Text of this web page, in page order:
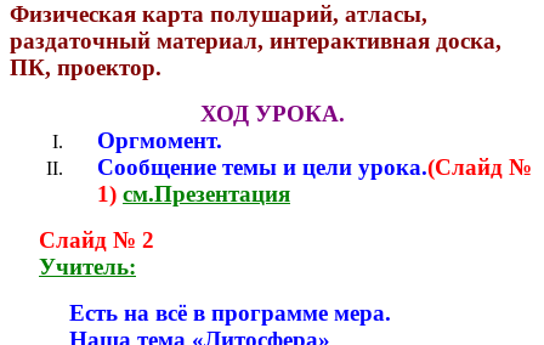
Физическая карта полушарий, атласы,
раздаточный материал, интерактивная доска,
ПК, проектор.
ХОД УРОКА.
Оргмомент.
Сообщение темы и цели урока.(Слайд №
1) см.Презентация
Слайд № 2
Учитель:
Есть на всё в программе мера.
Наша тема «Литосфера»